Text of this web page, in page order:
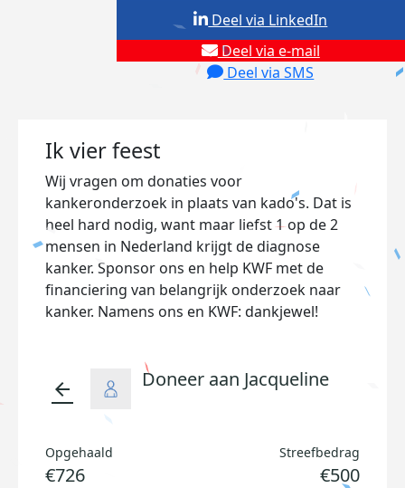
Deel via e-mail
Deel via SMS
Deel via LinkedIn
Ik vier feest
Wij vragen om donaties voor
kankeronderzoek in plaats van kado's. Dat is
heel hard nodig, want maar liefst 1 op de 2
mensen in Nederland krijgt de diagnose
kanker. Sponsor ons en help KWF met de
financiering van belangrijk onderzoek naar
kanker. Namens ons en KWF: dankjewel!
arrow_back Doneer aan Jacqueline
Opgehaald
€726
Streefbedrag
€500